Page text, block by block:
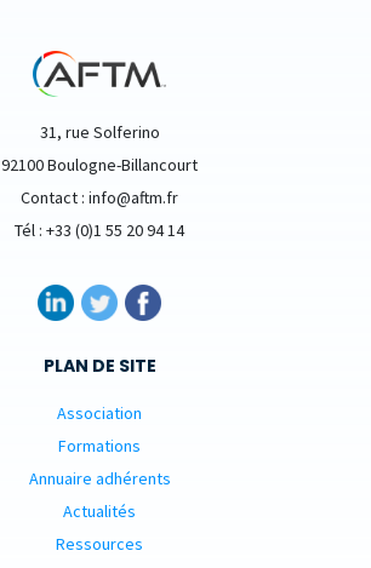
31, rue Solferino
92100 Boulogne-Billancourt
Contact : info@aftm.fr
Tél : +33 (0)1 55 20 94 14
PLAN DE SITE
Association
Formations
Annuaire adhérents
Actualités
Ressources